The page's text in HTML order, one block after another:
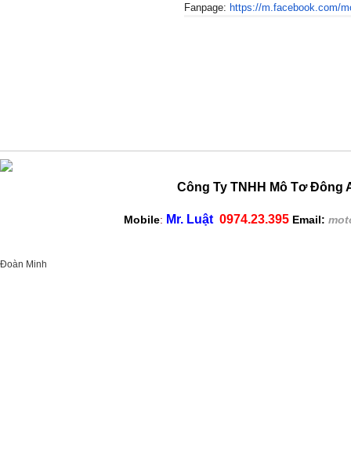
Fanpage: https://m.facebook.com/
Công Ty TNHH Mô Tơ Đông
Mobile: Mr. Luật 0974.23.395 Email:
Đoàn Minh